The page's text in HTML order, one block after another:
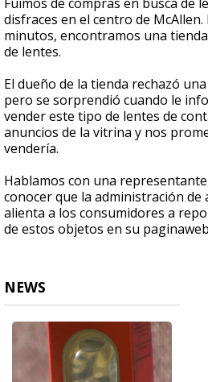
disfraces en el centro de McAllen.
minutos, encontramos una
de lentes.
El dueño de la tienda rechazó
pero se sorprendió cuando le
vender este tipo de lentes de
anuncios de la vitrina y nos
vendería.
Hablamos con una representante
conocer que la administración de
alienta a los consumidores a
de estos objetos en su
NEWS